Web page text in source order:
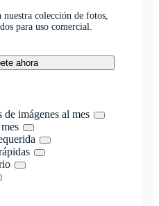
nuestra colección de fotos,
para uso comercial.
ahora
de imágenes al mes